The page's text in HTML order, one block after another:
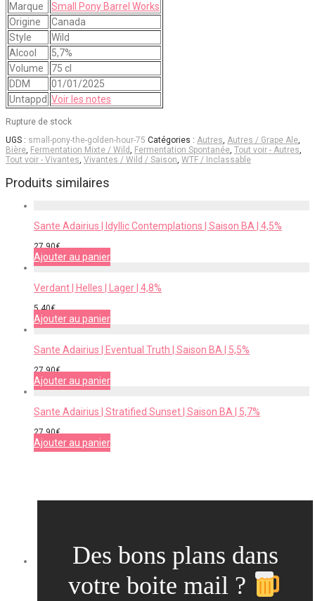
Marque
Small Pony Barrel Works
Origine
Canada
Style
Wild
Alcool
5,7%
Volume
75 cl
DDM
01/01/2025
Untappd Voir les notes
Rupture de stock
UGS : small-pony-the-golden-hour-75 Catégories : Autres, Autres / Grape Ale,
Bière, Fermentation Mixte / Wild, Fermentation Spontanée, Tout voir - Autres,
Tout voir - Vivantes, Vivantes / Wild / Saison, WTF / Inclassable
Produits similaires
Sante Adairius | Idyllic Contemplations | Saison BA | 4,5%
27,90€
Ajouter au panier
Verdant | Helles | Lager | 4,8%
5,40€
Ajouter au panier
Sante Adairius | Eventual Truth | Saison BA | 5,5%
27,90€
Ajouter au panier
Sante Adairius | Stratified Sunset | Saison BA | 5,7%
27,90€
Ajouter au panier
Des bons plans dans
votre boite mail ?